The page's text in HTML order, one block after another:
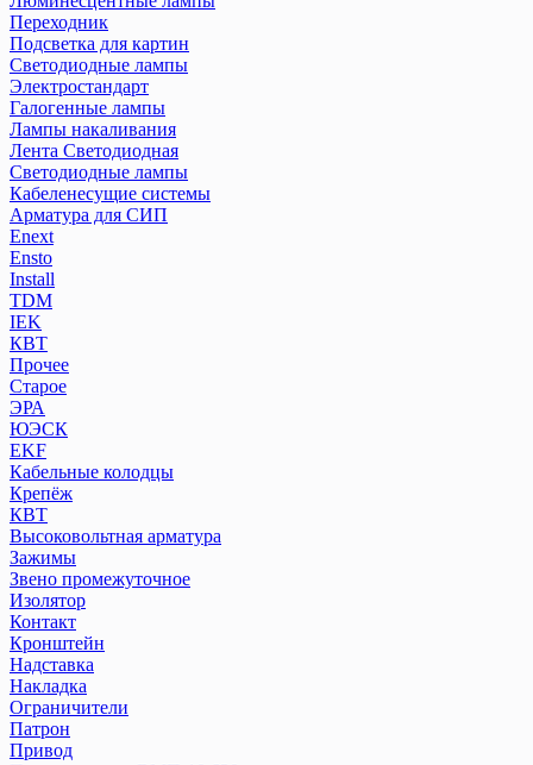
Переходник
Подсветка для картин
Светодиодные лампы
Электростандарт
Галогенные лампы
Лампы накаливания
Лента Светодиодная
Светодиодные лампы
Кабеленесущие системы
Арматура для СИП
Enext
Ensto
Install
TDM
IEK
КВТ
Прочее
Старое
ЭРА
ЮЭСК
EKF
Кабельные колодцы
Крепёж
КВТ
Высоковольтная арматура
Зажимы
Звено промежуточное
Изолятор
Контакт
Кронштейн
Надставка
Накладка
Ограничители
Патрон
Привод